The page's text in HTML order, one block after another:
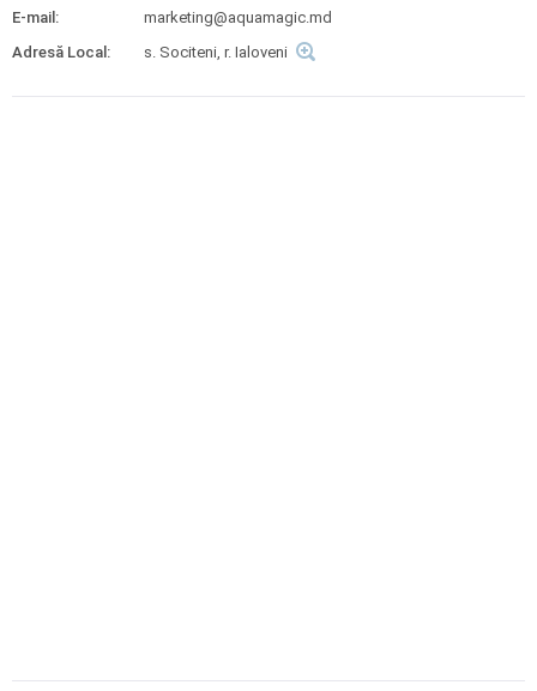
E-mail:
marketing@aquamagic.md
Adresă Local:
s. Sociteni, r. Ialoveni